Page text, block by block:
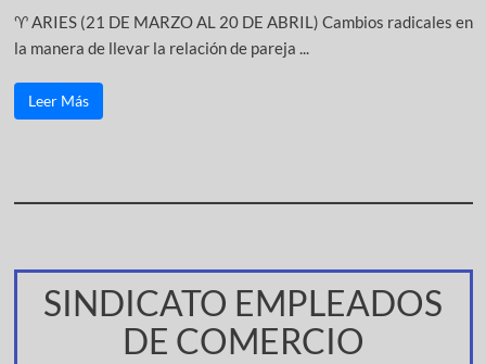
♈ ARIES (21 DE MARZO AL 20 DE ABRIL) Cambios radicales en
la manera de llevar la relación de pareja ...
Leer Más
SINDICATO EMPLEADOS
DE COMERCIO